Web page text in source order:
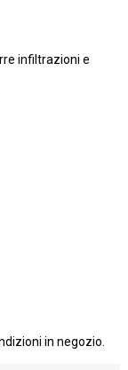
infiltrazioni e
in negozio.